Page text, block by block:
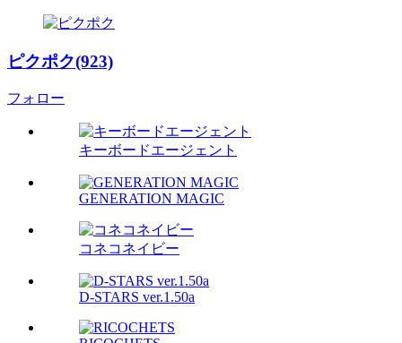
ピクポク(923)
フォロー
キーボードエージェント
GENERATION MAGIC
コネコネイビー
D-STARS ver.1.50a